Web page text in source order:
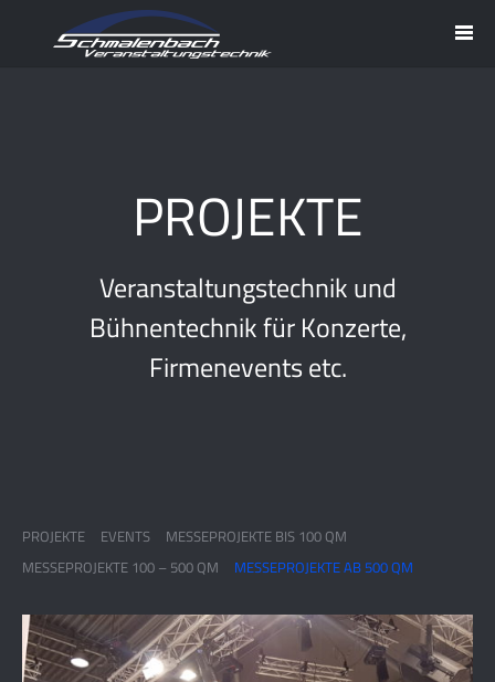
PROJEKTE
Veranstaltungstechnik und
Bühnentechnik für Konzerte,
Firmenevents etc.
PROJEKTE EVENTS
MESSEPROJEKTE BIS 100 QM
MESSEPROJEKTE 100 – 500 QM
MESSEPROJEKTE AB 500 QM